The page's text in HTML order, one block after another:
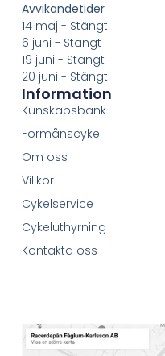
Avvikandetider
14 maj - Stängt
6 juni - Stängt
19 juni - Stängt
20 juni - Stängt
Information
Kunskapsbank
Förmånscykel
Om oss
Villkor
Cykelservice
Cykeluthyrning
Kontakta oss